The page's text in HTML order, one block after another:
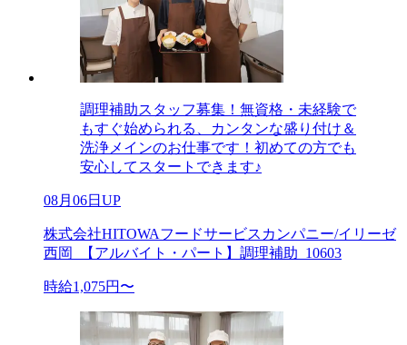
調理補助スタッフ募集！無資格・未経験で
もすぐ始められる、カンタンな盛り付け＆
洗浄メインのお仕事です！初めての方でも
安心してスタートできます♪
08月06日UP
株式会社HITOWAフードサービスカンパニー/イリーゼ
西岡_【アルバイト・パート】調理補助_10603
時給1,075円〜